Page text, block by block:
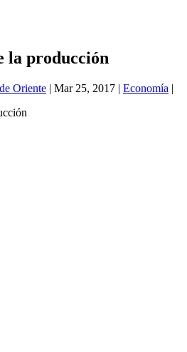
la producción
Oriente | Mar 25, 2017 | Economía |